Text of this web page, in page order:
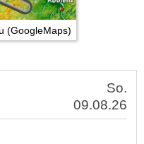
(GoogleMaps)